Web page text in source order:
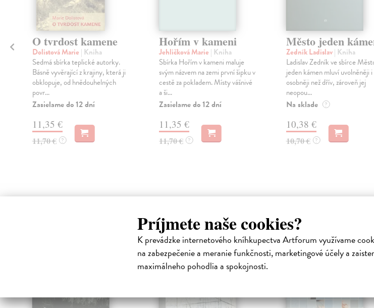
Príjmete naše cookies?
K prevádzke internetového kníhkupectva Artforum využívame
na zabezpečenie a meranie funkčnosti, marketingové účely a
maximálneho pohodlia a spokojnosti.
O tvrdost kamene
Dolistová Marie | Kniha
Sedmá sbírka teplické autorky.
Básně vyvěrající z krajiny, která ji
obklopuje, od hnědouhelných
povr...
Zasielame do 12 dní
11,35 €
11,70 € ?
Hořím v kameni
Jehličková Marie | Kniha
Sbírka Hořím v kameni maluje
svým názvem na zemi první šipku v
cestě za pokladem. Místy vášnivé
a ši...
Zasielame do 12 dní
11,35 €
11,70 € ?
Město jeden
Zedník Ladislav| Kniha
Ladislav Zedník ve sbírce
jeden kámen mluví uvolněněji i
osobněji než dřív, zároveň jej
neopou...
Na sklade ?
10,38 €
10,70 € ?
Čitatelia s podobným
na sklade na sklade